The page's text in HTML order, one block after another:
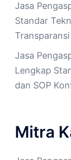
Jasa
Standar
Jasa
Lengkap
dan SOP
Mitra